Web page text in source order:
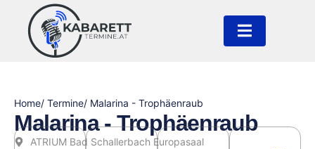
Home/ Termine/ Malarina - Trophäenraub
Malarina - Trophäenraub
ATRIUM Bad Schallerbach Europasaal